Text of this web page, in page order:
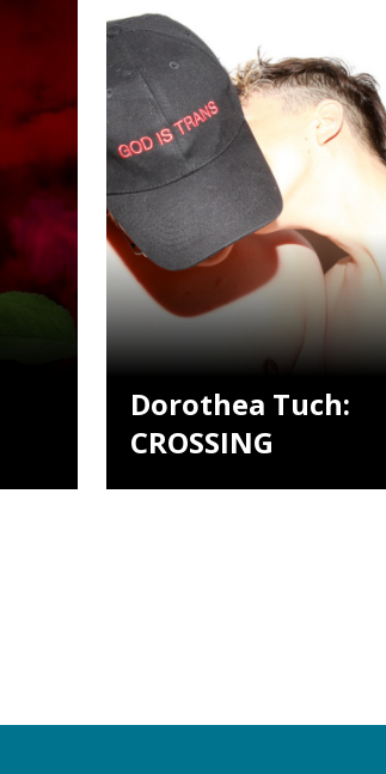
Dorothea Tuch:
CROSSING